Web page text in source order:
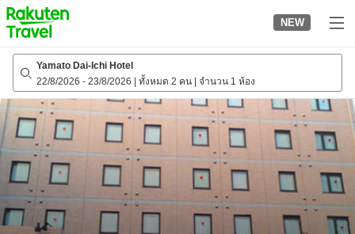
to
top
page
NEW
Yamato Dai-Ichi Hotel
22/8/2026 - 23/8/2026 ทั้งหมด 2 คน จำนวน 1 ห้อง